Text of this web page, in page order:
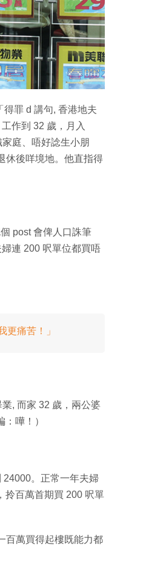
罪 d 講句, 香港地夫
作到 32 歲，月入
庭、唔好諗生小朋
休後咩境地。他直指得
post 會俾人口誅筆
連 200 呎單位都買唔
痛苦！」
, 而家 32 歲，兩公婆
嘩！）
24000。正常一年夫婦
拎百萬首期買 200 呎單
百萬買得起樓既能力都